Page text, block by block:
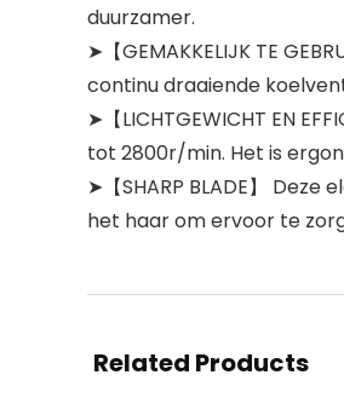
duurzamer.
➤【GEMAKKELIJK TE
continu draaiende
➤【LICHTGEWICHT EN
tot 2800r/min. Het is
➤【SHARP BLADE】
het haar om ervoor te
Related Products